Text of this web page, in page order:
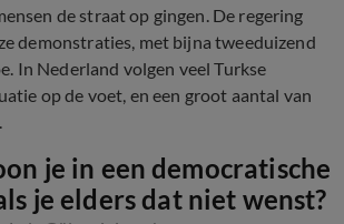
de straat op gingen. De regering
demonstraties, met bijna tweeduizend
In Nederland volgen veel Turkse
op de voet, en een groot aantal van
je in een democratische
je elders dat niet wenst?